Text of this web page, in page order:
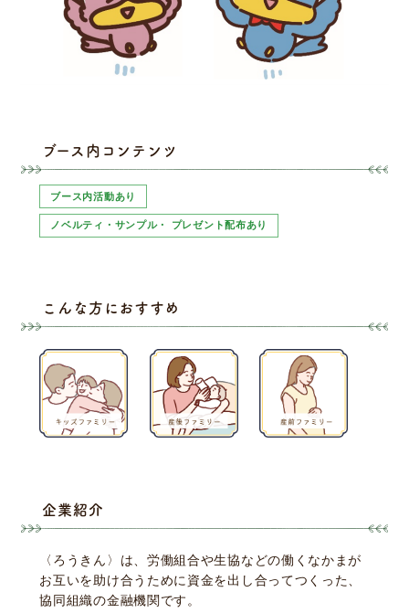
ブース内コンテンツ
ブース内活動あり
ノベルティ・サンプル・ プレゼント配布あり
こんな方におすすめ
企業紹介
〈ろうきん〉は、労働組合や生協などの働くなかまが
お互いを助け合うために資金を出し合ってつくった、
協同組織の金融機関です。